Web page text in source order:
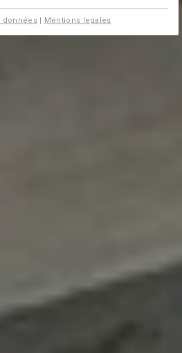
données| Mentions legales